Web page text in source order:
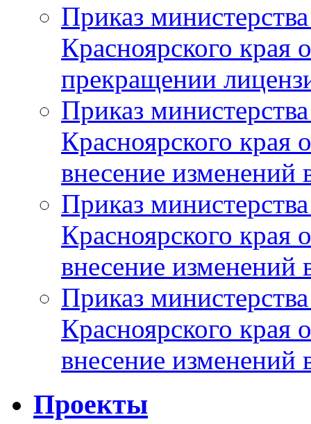
Приказ
Красноярского
прекращении
Приказ
Красноярского
внесение изменений
Приказ
Красноярского
внесение изменений
Приказ
Красноярского
внесение изменений
Проекты